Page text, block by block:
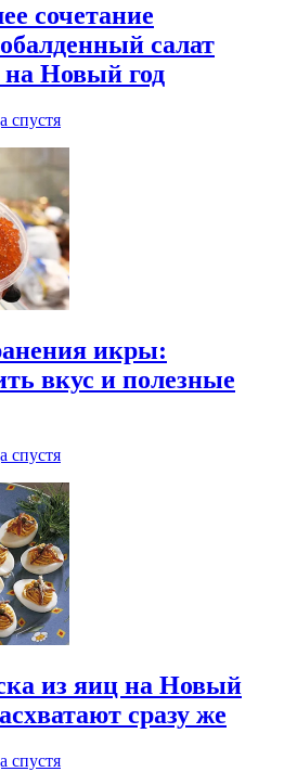
сочетание
салат
на Новый год
спустя
икры:
вкус и полезные
спустя
из яиц на Новый
сразу же
спустя